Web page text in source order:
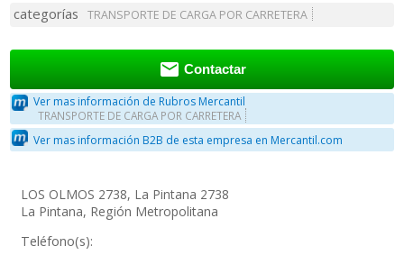
categorías TRANSPORTE DE CARGA POR CARRETERA
 Contactar
Ver mas información de Rubros Mercantil
TRANSPORTE DE CARGA POR CARRETERA
Ver mas información B2B de esta empresa en Mercantil.com
LOS OLMOS 2738, La Pintana 2738
La Pintana, Región Metropolitana
Teléfono(s):